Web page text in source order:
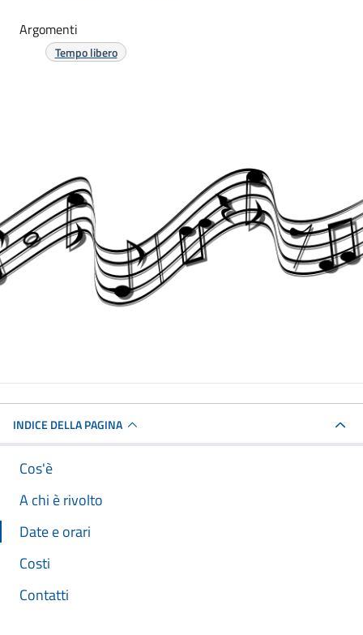
Argomenti
Tempo libero
INDICE DELLA PAGINA
Cos'è
A chi è rivolto
Date e orari
Costi
Contatti